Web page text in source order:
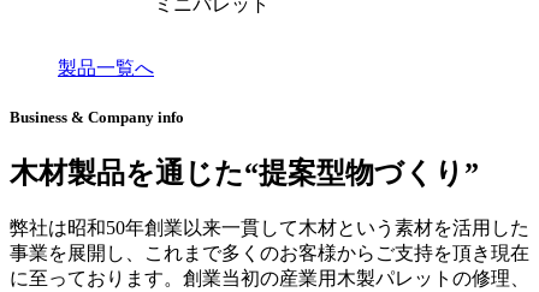
ミニパレット
製品一覧へ
Business & Company info
木材製品を通じた“提案型物づくり”
弊社は昭和50年創業以来一貫して木材という素材を活用した
事業を展開し、これまで多くのお客様からご支持を頂き現在
に至っております。創業当初の産業用木製パレットの修理、